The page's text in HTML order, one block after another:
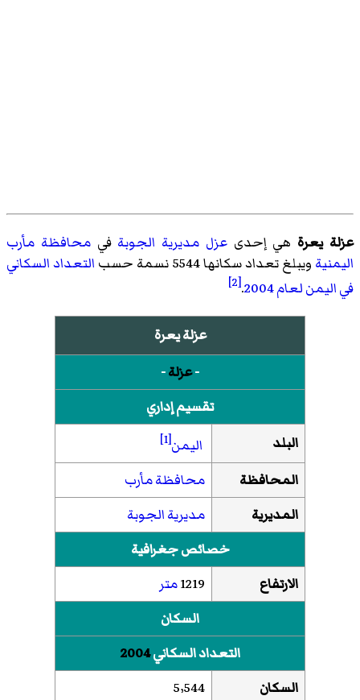
عزلة يعرة هي إحدىعزل مديرية الجوبة فيمحافظة مأرب
اليمنية ويبلغ تعداد سكانها 5544 نسمة حسب
التعداد السكاني
في اليمن لعام 2004
.
[2]
عزلة يعرة
-عزلة-
تقسيم إداري
البلد
اليمن[1]
المحافظة
محافظة مأرب
المديرية
مديرية الجوبة
خصائص جغرافية
الارتفاع
1219متر
السكان
التعداد السكاني2004
السكان
5٬544